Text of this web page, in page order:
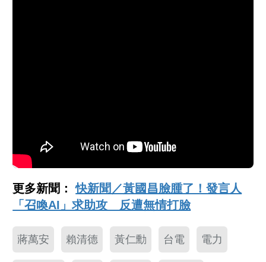
更多新聞：快新聞／黃國昌臉腫了！發言人
「召喚AI」求助攻 反遭無情打臉
蔣萬安 賴清德 黃仁勳 台電 電力